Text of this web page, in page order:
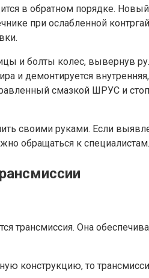
в обратном порядке.
при ослабленной
и болты колес, вывернув
и демонтируется
смазкой ШРУС и
своими руками. Если
обращаться к специалистам.
трансмиссия. Она
конструкцию, то